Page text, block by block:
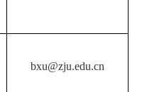
bxu@zju.edu.cn